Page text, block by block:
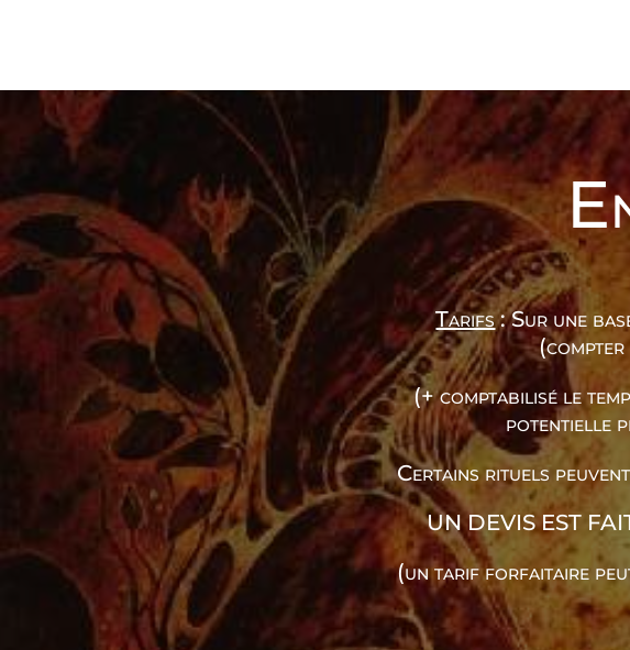
Tarifs: Sur une
(compter
(+ comptabilisé le
potentielle
Certains rituels
UN DEVIS EST
(un tarif forfaitaire